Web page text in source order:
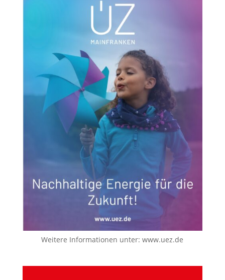
Weitere Informationen unter:www.uez.de